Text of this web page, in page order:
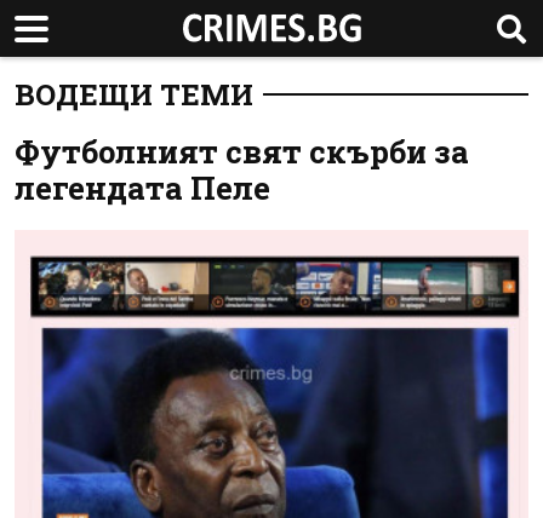
ВОДЕЩИ ТЕМИ
Футболният свят скърби за
легендата Пеле